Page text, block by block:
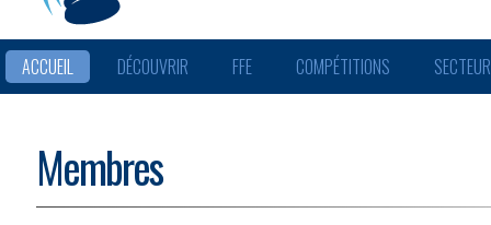
ACCUEIL DÉCOUVRIR FFE COMPÉTITIONS
Membres